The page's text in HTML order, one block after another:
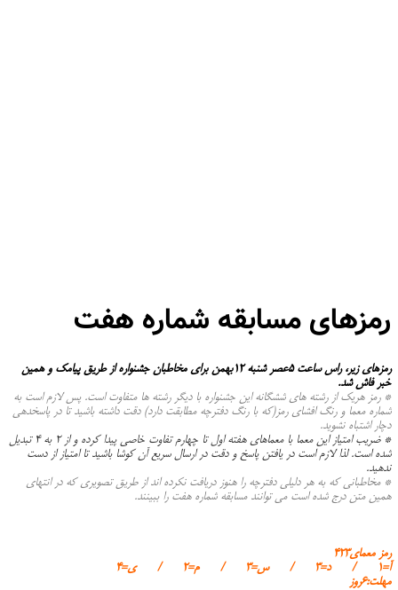
رمزهای مسابقه شماره هفت
رمزهای زیر، راس ساعت ۵عصر شنبه ۱۲بهمن برای مخاطبان جشنواره از طریق پیامک و همین
خبر فاش شد.
* رمز هریک از رشته های ششگانه این جشنواره با دیگر رشته ها متفاوت است. پس لازم است به
شماره معما و رنگ افشای رمز(که با رنگ دفترچه مطابقت دارد) دقت داشته باشید تا در پاسخدهی
دچار اشتباه نشوید.
* ضریب امتیاز این معما با معماهای هفته اول تا چهارم تفاوت خاصی پیدا کرده و از ۲ به ۴ تبدیل
شده است. لذا لازم است در یافتن پاسخ و دقت در ارسال سریع آن کوشا باشید تا امتیاز از دست
ندهید.
* مخاطبانی که به هر دلیلی دفترچه را هنوز دریافت نکرده اند از طریق تصویری که در انتهای
همین متن درج شده است می توانند مسابقه شماره هفت را ببینند.
رمز معمای۴۲۳
آ=۱ / د=۳ / س=۳ / م=۲ / ی=۴
مهلت:۶روز